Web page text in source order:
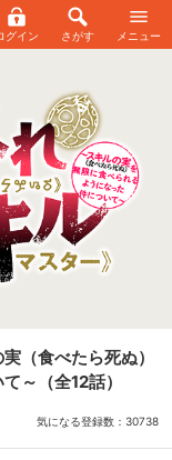
グイン さがす メニュー
（食べたら死ぬ）
～ （全12話）
気になる登録数： 30738